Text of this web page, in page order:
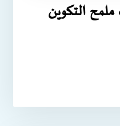
ملمح التكوين